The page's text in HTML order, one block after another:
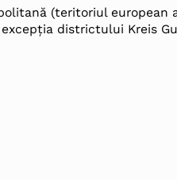
(teritoriul european
districtului Kreis